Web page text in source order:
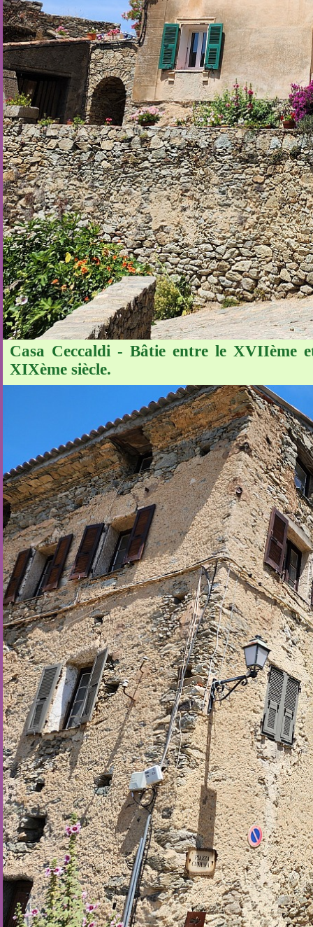
Casa Ceccaldi - Bâtie entre le XVIIème
XIXème siècle.